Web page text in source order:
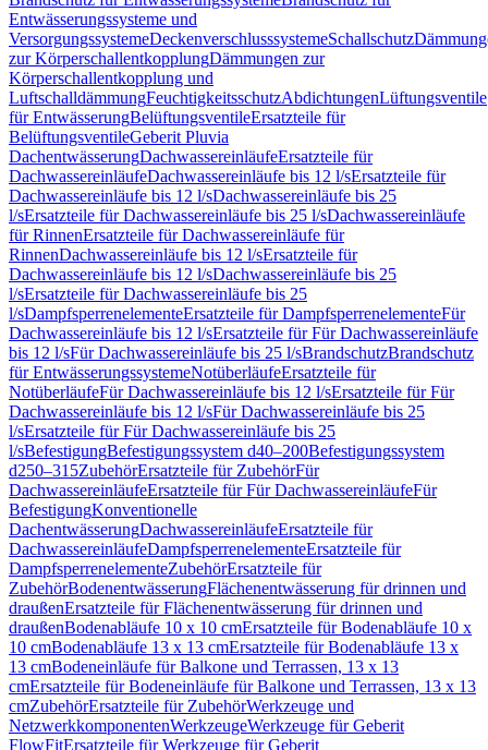
Entwässerungssysteme und
VersorgungssystemeDeckenverschlusssystemeSchallschutz
zur KörperschallentkopplungDämmungen zur
Körperschallentkopplung und
LuftschalldämmungFeuchtigkeitsschutzAbdichtungenLüftungsventile
für EntwässerungBelüftungsventileErsatzteile für
BelüftungsventileGeberit Pluvia
DachentwässerungDachwassereinläufeErsatzteile für
DachwassereinläufeDachwassereinläufe bis 12 l/sErsatzteile für
Dachwassereinläufe bis 12 l/sDachwassereinläufe bis 25
l/sErsatzteile für Dachwassereinläufe bis 25 l/sDachwassereinläufe
für RinnenErsatzteile für Dachwassereinläufe für
RinnenDachwassereinläufe bis 12 l/sErsatzteile für
Dachwassereinläufe bis 12 l/sDachwassereinläufe bis 25
l/sErsatzteile für Dachwassereinläufe bis 25
l/sDampfsperrenelementeErsatzteile für DampfsperrenelementeFür
Dachwassereinläufe bis 12 l/sErsatzteile für Für Dachwassereinläufe
bis 12 l/sFür Dachwassereinläufe bis 25 l/sBrandschutzBrandschutz
für EntwässerungssystemeNotüberläufeErsatzteile für
NotüberläufeFür Dachwassereinläufe bis 12 l/sErsatzteile für Für
Dachwassereinläufe bis 12 l/sFür Dachwassereinläufe bis 25
l/sErsatzteile für Für Dachwassereinläufe bis 25
l/sBefestigungBefestigungssystem d40–200Befestigungssystem
d250–315ZubehörErsatzteile für ZubehörFür
DachwassereinläufeErsatzteile für Für DachwassereinläufeFür
BefestigungKonventionelle
DachentwässerungDachwassereinläufeErsatzteile für
DachwassereinläufeDampfsperrenelementeErsatzteile für
DampfsperrenelementeZubehörErsatzteile für
ZubehörBodenentwässerungFlächenentwässerung für drinnen und
draußenErsatzteile für Flächenentwässerung für drinnen und
draußenBodenabläufe 10 x 10 cmErsatzteile für Bodenabläufe 10 x
10 cmBodenabläufe 13 x 13 cmErsatzteile für Bodenabläufe 13 x
13 cmBodeneinläufe für Balkone und Terrassen, 13 x 13
cmErsatzteile für Bodeneinläufe für Balkone und Terrassen, 13 x 13
cmZubehörErsatzteile für ZubehörWerkzeuge und
NetzwerkkomponentenWerkzeugeWerkzeuge für Geberit
FlowFitErsatzteile für Werkzeuge für Geberit